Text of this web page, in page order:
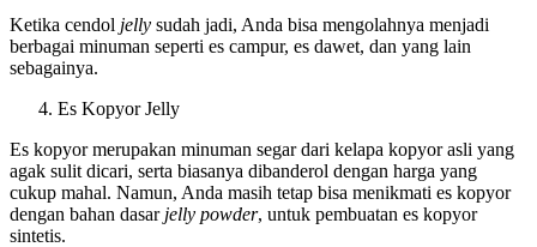
Ketika cendol jelly sudah jadi, Anda bisa mengolahnya menjadi
berbagai minuman seperti es campur, es dawet, dan yang lain
sebagainya.
Es Kopyor Jelly
Es kopyor merupakan minuman segar dari kelapa kopyor asli yang
agak sulit dicari, serta biasanya dibanderol dengan harga yang
cukup mahal. Namun, Anda masih tetap bisa menikmati es kopyor
dengan bahan dasar jelly powder, untuk pembuatan es kopyor
sintetis.